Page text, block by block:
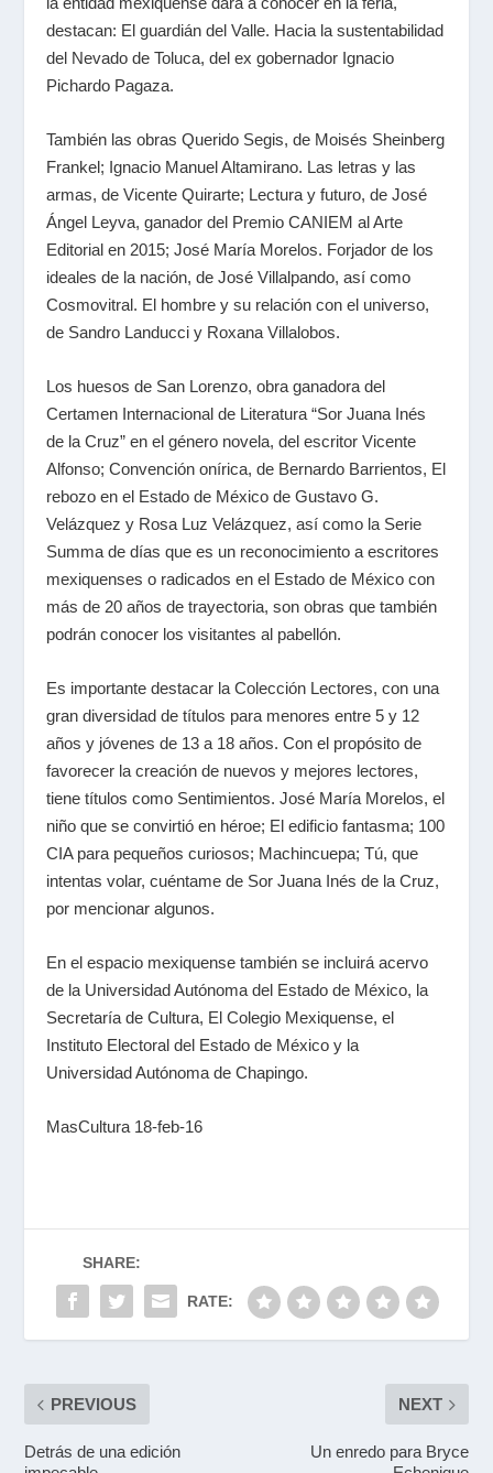
destacan: El guardián del Valle. Hacia la sustentabilidad
del Nevado de Toluca, del ex gobernador Ignacio
Pichardo Pagaza.
También las obras Querido Segis, de Moisés Sheinberg
Frankel; Ignacio Manuel Altamirano. Las letras y las
armas, de Vicente Quirarte; Lectura y futuro, de José
Ángel Leyva, ganador del Premio CANIEM al Arte
Editorial en 2015; José María Morelos. Forjador de los
ideales de la nación, de José Villalpando, así como
Cosmovitral. El hombre y su relación con el universo,
de Sandro Landucci y Roxana Villalobos.
Los huesos de San Lorenzo, obra ganadora del
Certamen Internacional de Literatura “Sor Juana Inés
de la Cruz” en el género novela, del escritor Vicente
Alfonso; Convención onírica, de Bernardo Barrientos, El
rebozo en el Estado de México de Gustavo G.
Velázquez y Rosa Luz Velázquez, así como la Serie
Summa de días que es un reconocimiento a escritores
mexiquenses o radicados en el Estado de México con
más de 20 años de trayectoria, son obras que también
podrán conocer los visitantes al pabellón.
Es importante destacar la Colección Lectores, con una
gran diversidad de títulos para menores entre 5 y 12
años y jóvenes de 13 a 18 años. Con el propósito de
favorecer la creación de nuevos y mejores lectores,
tiene títulos como Sentimientos. José María Morelos, el
niño que se convirtió en héroe; El edificio fantasma; 100
CIA para pequeños curiosos; Machincuepa; Tú, que
intentas volar, cuéntame de Sor Juana Inés de la Cruz,
por mencionar algunos.
En el espacio mexiquense también se incluirá acervo
de la Universidad Autónoma del Estado de México, la
Secretaría de Cultura, El Colegio Mexiquense, el
Instituto Electoral del Estado de México y la
Universidad Autónoma de Chapingo.
MasCultura 18-feb-16
SHARE:
RATE:
PREVIOUS
Detrás de una edición
NEXT
Un enredo para Bryce